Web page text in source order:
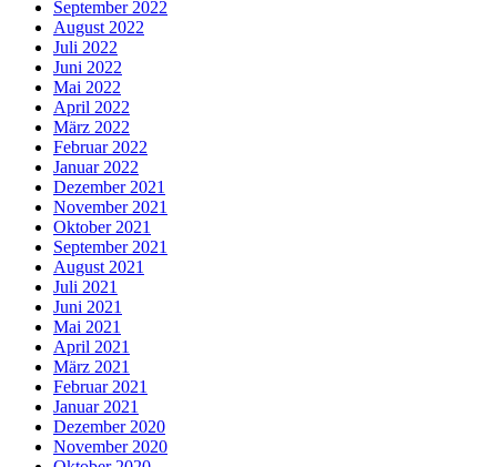
September 2022
August 2022
Juli 2022
Juni 2022
Mai 2022
April 2022
März 2022
Februar 2022
Januar 2022
Dezember 2021
November 2021
Oktober 2021
September 2021
August 2021
Juli 2021
Juni 2021
Mai 2021
April 2021
März 2021
Februar 2021
Januar 2021
Dezember 2020
November 2020